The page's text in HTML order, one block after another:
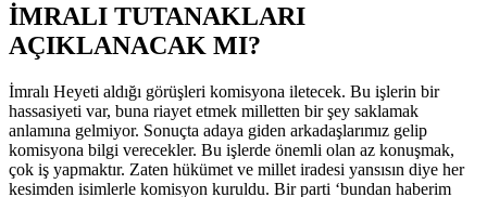
İMRALI TUTANAKLARI
AÇIKLANACAK MI?
İmralı Heyeti aldığı görüşleri komisyona iletecek. Bu işlerin bir
hassasiyeti var, buna riayet etmek milletten bir şey saklamak
anlamına gelmiyor. Sonuçta adaya giden arkadaşlarımız gelip
komisyona bilgi verecekler. Bu işlerde önemli olan az konuşmak,
çok iş yapmaktır. Zaten hükümet ve millet iradesi yansısın diye her
kesimden isimlerle komisyon kuruldu. Bir parti ‘bundan haberim